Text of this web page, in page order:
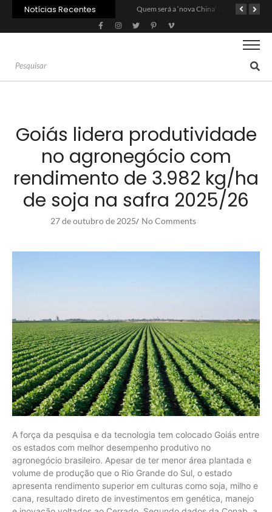
Notícias Recentes Quem será a ‘nova China’ do agro quando o apetite de Pequim acabar?
Goiás lidera produtividade
no agronegócio com
rendimento de 3.982 kg/ha
de soja na safra 2025/26
27 de outubro de 2025/ No Comments
A força da pesquisa e da tecnologia tem colocado Goiás entre
os estados com melhor desempenho produtivo no
agronegócio brasileiro. Apesar de ter menor área plantada e
volume de produção que o Rio Grande do Sul, o estado
apresenta rendimento superior em culturas como soja, milho e
cana, resultado direto de investimentos em genética, manejo